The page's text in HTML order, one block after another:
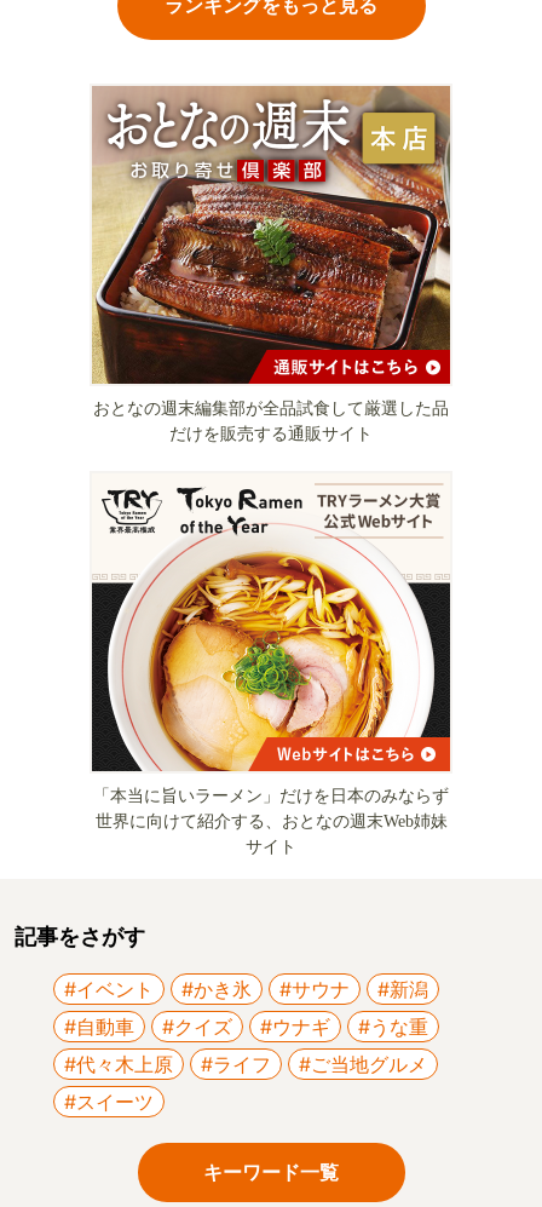
ランキングをもっと見る
おとなの週末編集部が全品試食して厳選した品
だけを販売する通販サイト
「本当に旨いラーメン」だけを日本のみならず
世界に向けて紹介する、おとなの週末Web姉妹
サイト
記事をさがす
#イベント #かき氷 #サウナ
#新潟
#自動車
#クイズ #ウナギ
#うな重
#代々木上原
#ライフ
#ご当地グルメ
#スイーツ
キーワード一覧